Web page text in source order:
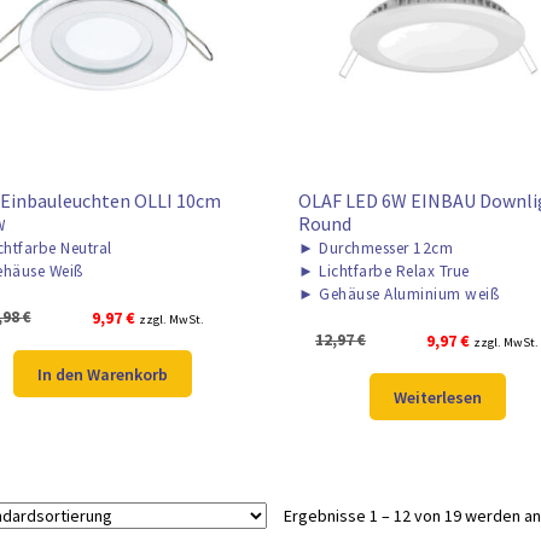
OLLI 10cm
Neutral
Weiß
€
Ursprünglicher
war:
12,98 €
9,97€Aktueller
ist:
9,97 €.
zzgl. MwSt.
In den Warenkorb
OLAF LED 6W EINBAU
Round
► Durchmesser 12cm
► Lichtfarbe Relax True
► Gehäuse Aluminium weiß
12,97€
Ursprünglicher
war:
12,97 €
9,97€Aktueller
ist:
9,97 €.
zzgl. MwSt.
Weiterlesen
Ergebnisse 1 – 12 von 19 werden